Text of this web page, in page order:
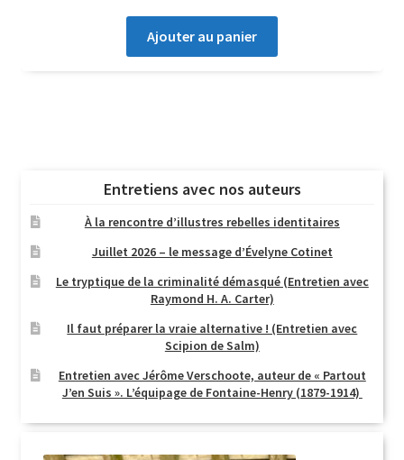
Ajouter au panier
Entretiens avec nos auteurs
À la rencontre d’illustres rebelles identitaires
Juillet 2026 – le message d’Évelyne Cotinet
Le tryptique de la criminalité démasqué (Entretien avec
Raymond H. A. Carter)
Il faut préparer la vraie alternative ! (Entretien avec
Scipion de Salm)
Entretien avec Jérôme Verschoote, auteur de « Partout
J’en Suis ». L’équipage de Fontaine-Henry (1879-1914)